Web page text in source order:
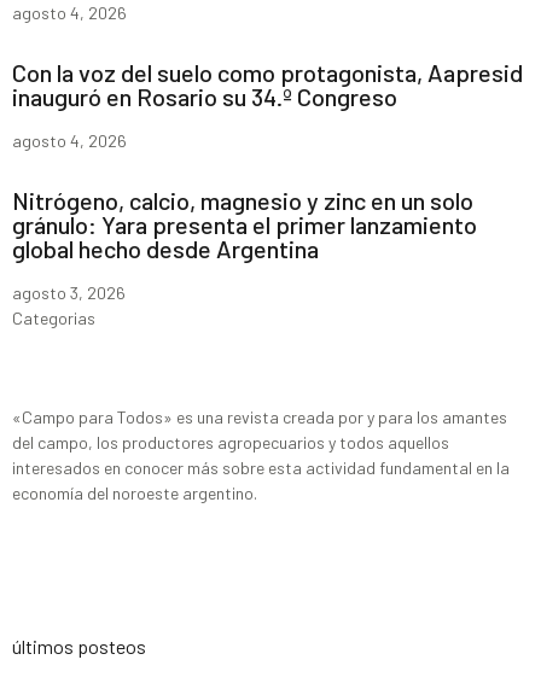
agosto 4, 2026
Con la voz del suelo como protagonista, Aapresid
inauguró en Rosario su 34.º Congreso
agosto 4, 2026
Nitrógeno, calcio, magnesio y zinc en un solo
gránulo: Yara presenta el primer lanzamiento
global hecho desde Argentina
agosto 3, 2026
Categorias
«Campo para Todos» es una revista creada por y para los amantes
del campo, los productores agropecuarios y todos aquellos
interesados en conocer más sobre esta actividad fundamental en la
economía del noroeste argentino.
últimos posteos